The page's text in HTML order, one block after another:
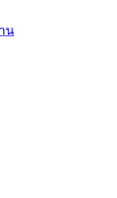
น